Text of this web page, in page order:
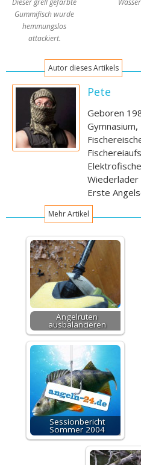
Dieser grell gefärbte
Gummifisch wurde
hemmungslos
attackiert.
Wasser
Autor dieses Artikels
Pete
Geboren
Gymnasium,
Wiederlader
Erste
Mehr Artikel
Angelruten
ausbalancieren
Sessionbericht
Sommer 2004